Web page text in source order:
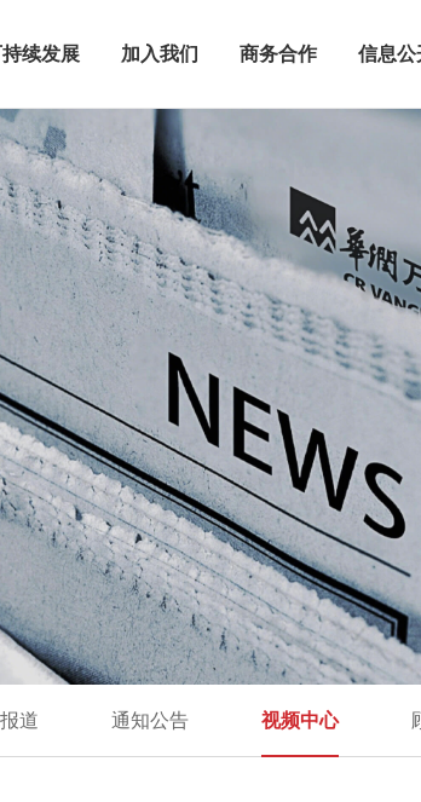
续发展 加入我们 商务合作 信息公
道 通知公告 视频中心